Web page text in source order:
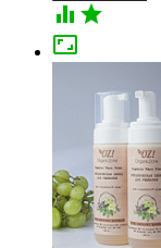
 
